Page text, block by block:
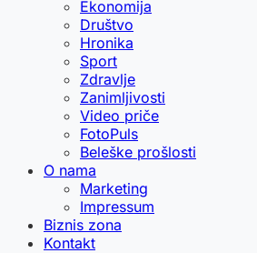
Ekonomija
Društvo
Hronika
Sport
Zdravlje
Zanimljivosti
Video priče
FotoPuls
Beleške prošlosti
O nama
Marketing
Impressum
Biznis zona
Kontakt